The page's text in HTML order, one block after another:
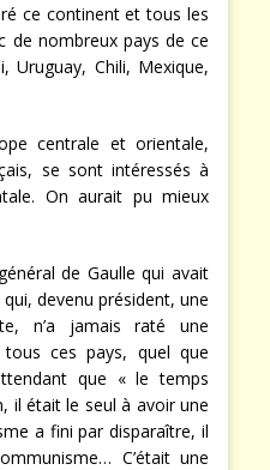
ce continent et tous les
de nombreux pays de ce
Uruguay, Chili, Mexique,
centrale et orientale,
se sont intéressés à
On aurait pu mieux
de Gaulle qui avait
devenu président, une
n’a jamais raté une
ces pays, quel que
que « le temps
il était le seul à avoir une
a fini par disparaître, il
C’était une